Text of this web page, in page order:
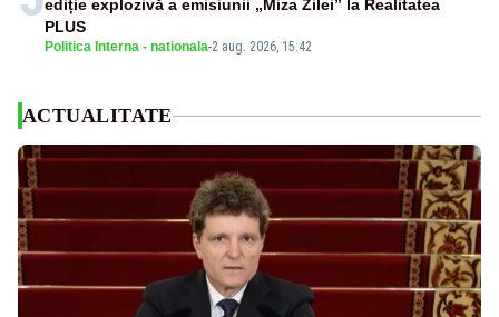
Politica Interna - nationala-2 aug. 2026, 15:42
ediție explozivă a emisiunii „Miza Zilei” la Realitatea
PLUS
ACTUALITATE